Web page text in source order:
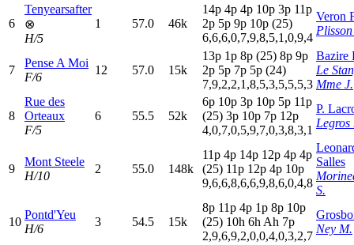
6
Tenyearsafter
⊗
H/5
1 57.0 46k
14p 4p 4p 10p 3p 11p
2p 5p 9p 10p (25)
6,6,6,0,7,9,8,5,1,0,9,4
Veron
7
Pense A Moi
F/6
12 57.0 15k
13p 1p 8p (25) 8p 9p
2p 5p 7p 5p (24)
7,9,2,2,1,8,5,3,5,5,5,3
Bazire
Le
Mme J.
8
Rue des
Orteaux
F/5
6 55.5 52k
6p 10p 3p 10p 5p 11p
(25) 3p 10p 7p 12p
4,0,7,0,5,9,7,0,3,8,3,1
P.
Legros
9
Mont Steele
H/10
2 55.0 148k
11p 4p 14p 12p 4p 4p
(25) 11p 12p 4p 10p
9,6,6,8,6,6,9,8,6,0,4,8
Salles
S.
10
Pontd'Yeu
H/6
3 54.5 15k
8p 11p 4p 1p 8p 10p
(25) 10h 6h Ah 7p
2,9,6,9,2,0,0,4,0,3,2,7
Ney M.